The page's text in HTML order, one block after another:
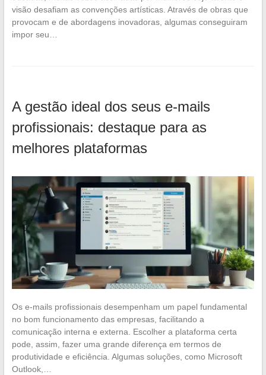
visão desafiam as convenções artísticas. Através de obras que
provocam e de abordagens inovadoras, algumas conseguiram
impor seu…
A gestão ideal dos seus e-mails
profissionais: destaque para as
melhores plataformas
Os e-mails profissionais desempenham um papel fundamental
no bom funcionamento das empresas, facilitando a
comunicação interna e externa. Escolher a plataforma certa
pode, assim, fazer uma grande diferença em termos de
produtividade e eficiência. Algumas soluções, como Microsoft
Outlook,…